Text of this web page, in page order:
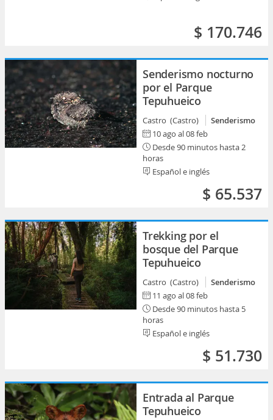
$ 170.746
Senderismo nocturno
por el Parque
Tepuhueico
Castro (Castro)
Senderismo
10 ago al 08 feb
Desde 90 minutos hasta 2
horas
Español e inglés
$ 65.537
Trekking por el
bosque del Parque
Tepuhueico
Castro (Castro)
Senderismo
11 ago al 08 feb
Desde 90 minutos hasta 5
horas
Español e inglés
$ 51.730
Entrada al Parque
Tepuhueico